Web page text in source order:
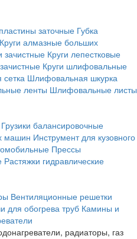
заточные Губка
Круги алмазные больших
зачистные Круги лепестковые
Круги шлифовальные
Шлифовальная шкурка
ленты Шлифовальные листы
Грузики балансировочные
машин Инструмент для кузовного
Прессы
Растяжки гидравлические
Вентиляционные решетки
для обогрева труб Камины и
радиаторы, газ